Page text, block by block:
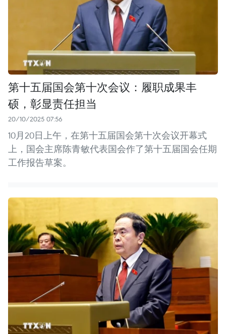
第十五届国会第十次会议：履职成果丰
硕，彰显责任担当
20/10/2025 07:56
10月20日上午，在第十五届国会第十次会议开幕式
上，国会主席陈青敏代表国会作了第十五届国会任期
工作报告草案。